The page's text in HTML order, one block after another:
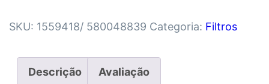
SKU: 1559418/ 580048839 Categoria: Filtros
Descrição Avaliação